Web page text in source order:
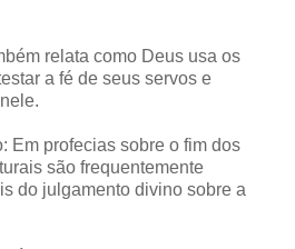
relata como Deus usa os
a fé de seus servos e
Em profecias sobre o fim dos
são frequentemente
do julgamento divino sobre a